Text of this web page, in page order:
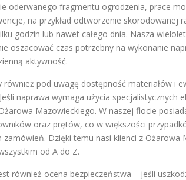
oderwanego fragmentu ogrodzenia, prace
na przykład odtworzenie skorodowanej
godzin lub nawet całego dnia. Nasza
oszacować czas potrzebny na wykonanie
aktywność.
pod uwagę dostępność materiałów i
naprawa wymaga użycia specjalistycznych
Mazowieckiego. W naszej flocie
oraz prętów, co w większości
Dzięki temu nasi klienci z
od A do Z.
również ocena bezpieczeństwa – jeśli